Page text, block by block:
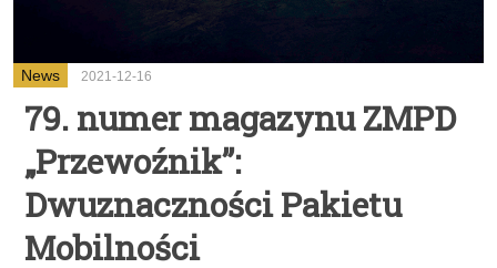
News 2021-12-16
79. numer magazynu ZMPD
„Przewoźnik”:
Dwuznaczności Pakietu
Mobilności